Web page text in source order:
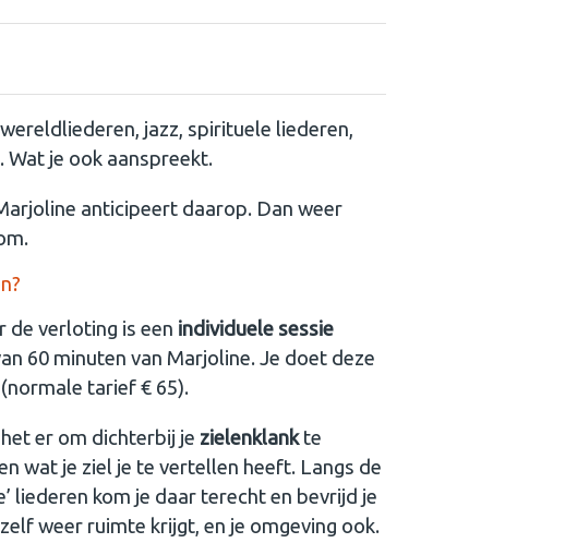
jazz, spirituele liederen,
Wat je ook aanspreekt.
anticipeert daarop. Dan weer
de verloting is een individuele sessie
60 minuten van Marjoline. Je doet deze
tarief € 65).
er om dichterbij je zielenklankte
wat je ziel je te vertellen heeft. Langs de
liederen kom je daar terecht en bevrijd je
weer ruimte krijgt, en je omgeving ook.